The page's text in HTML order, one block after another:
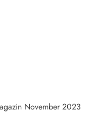
November 2023